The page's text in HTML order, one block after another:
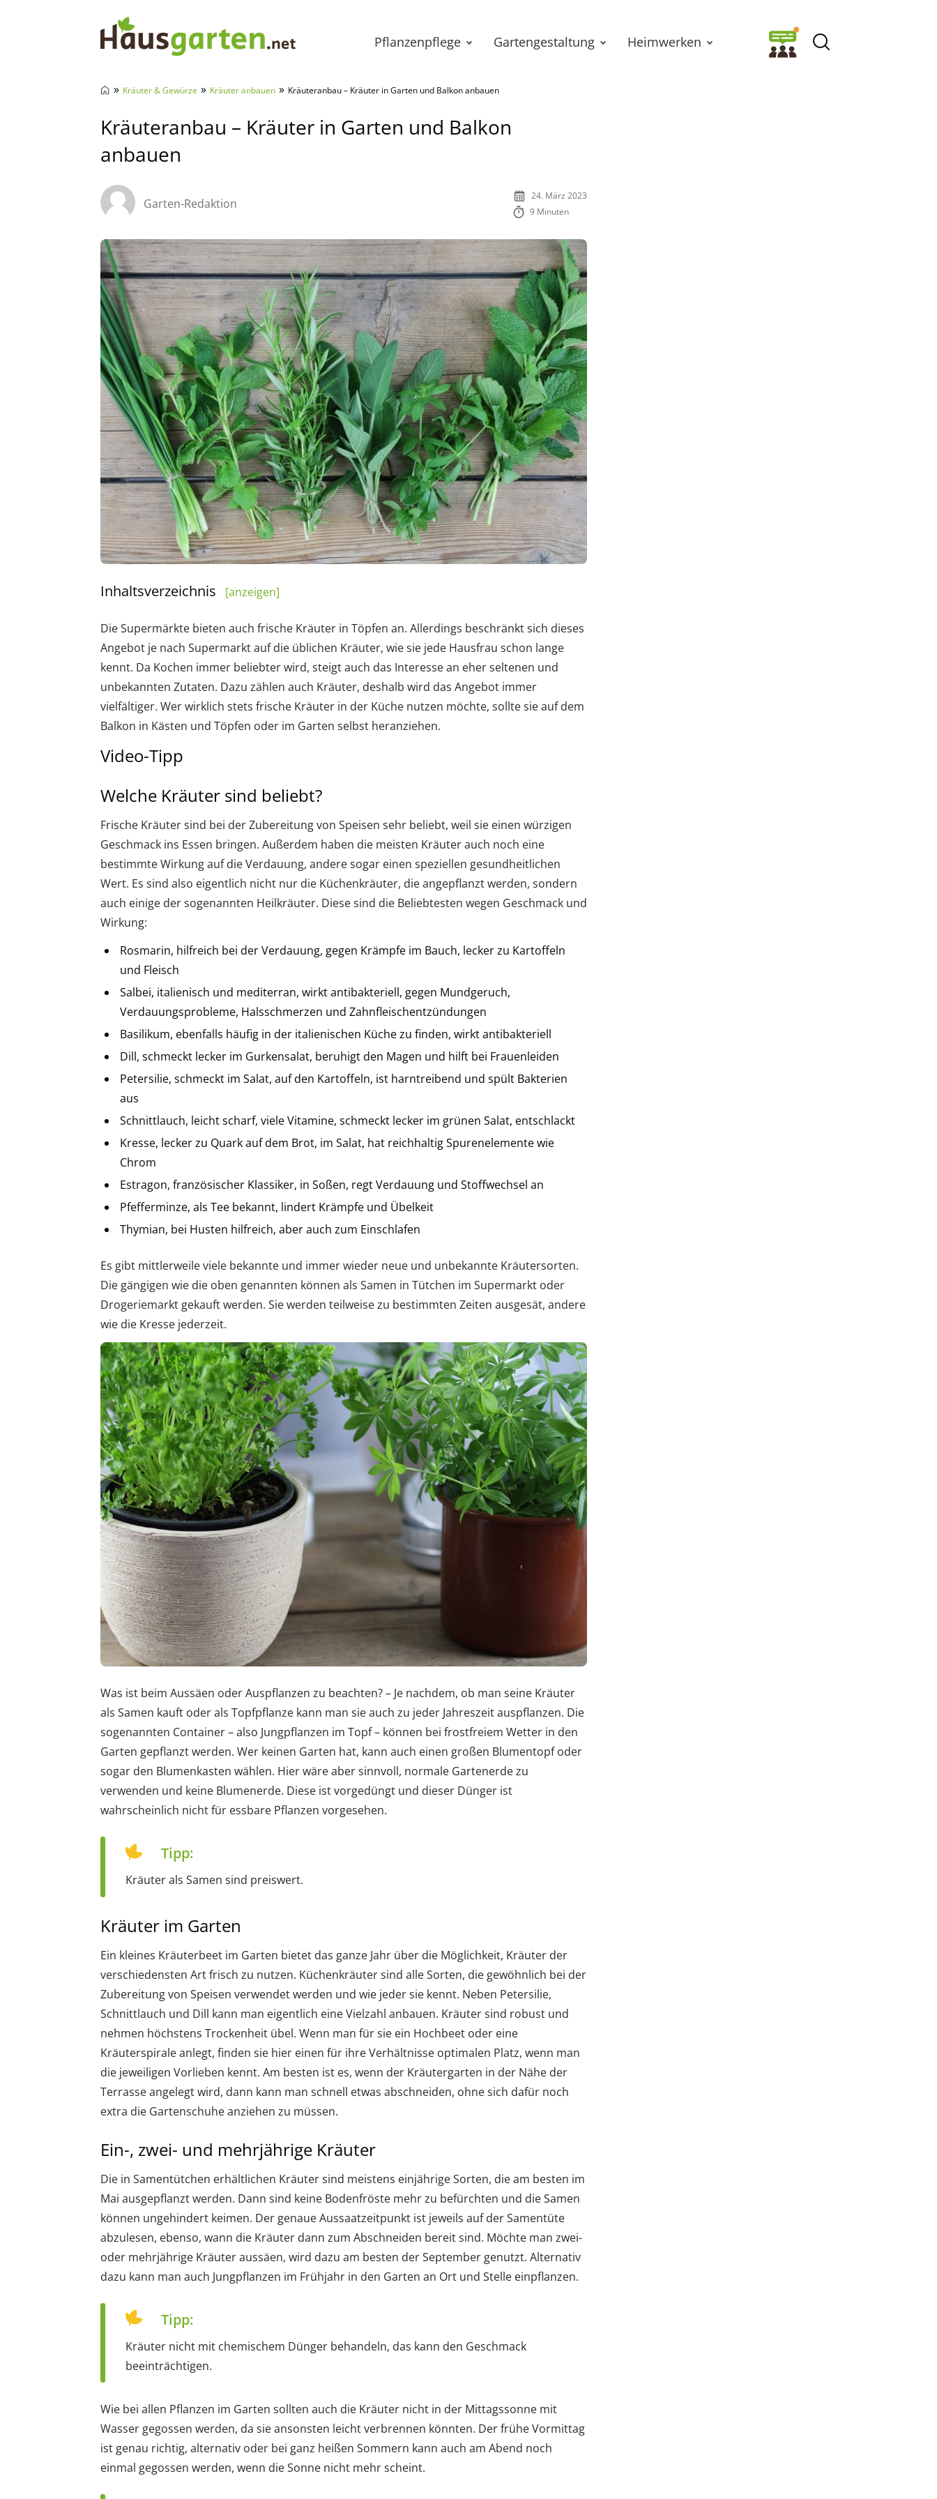
Pflanzenpflege Gartengestaltung Heimwerken
» Kräuter & Gewürze » Kräuter anbauen » Kräuteranbau – Kräuter in Garten und Balkon anbauen
Kräuteranbau – Kräuter in Garten und Balkon
anbauen
Garten-Redaktion
24. März 2023
9 Minuten
Inhaltsverzeichnis [anzeigen]
Die Supermärkte bieten auch frische Kräuter in Töpfen an. Allerdings beschränkt sich dieses
Angebot je nach Supermarkt auf die üblichen Kräuter, wie sie jede Hausfrau schon lange
kennt. Da Kochen immer beliebter wird, steigt auch das Interesse an eher seltenen und
unbekannten Zutaten. Dazu zählen auch Kräuter, deshalb wird das Angebot immer
vielfältiger. Wer wirklich stets frische Kräuter in der Küche nutzen möchte, sollte sie auf dem
Balkon in Kästen und Töpfen oder im Garten selbst heranziehen.
Video-Tipp
Welche Kräuter sind beliebt?
Frische Kräuter sind bei der Zubereitung von Speisen sehr beliebt, weil sie einen würzigen
Geschmack ins Essen bringen. Außerdem haben die meisten Kräuter auch noch eine
bestimmte Wirkung auf die Verdauung, andere sogar einen speziellen gesundheitlichen
Wert. Es sind also eigentlich nicht nur die Küchenkräuter, die angepflanzt werden, sondern
auch einige der sogenannten Heilkräuter. Diese sind die Beliebtesten wegen Geschmack und
Wirkung:
Rosmarin, hilfreich bei der Verdauung, gegen Krämpfe im Bauch, lecker zu Kartoffeln
und Fleisch
Salbei, italienisch und mediterran, wirkt antibakteriell, gegen Mundgeruch,
Verdauungsprobleme, Halsschmerzen und Zahnfleischentzündungen
Basilikum, ebenfalls häufig in der italienischen Küche zu finden, wirkt antibakteriell
Dill, schmeckt lecker im Gurkensalat, beruhigt den Magen und hilft bei Frauenleiden
Petersilie, schmeckt im Salat, auf den Kartoffeln, ist harntreibend und spült Bakterien
aus
Schnittlauch, leicht scharf, viele Vitamine, schmeckt lecker im grünen Salat, entschlackt
Kresse, lecker zu Quark auf dem Brot, im Salat, hat reichhaltig Spurenelemente wie
Chrom
Estragon, französischer Klassiker, in Soßen, regt Verdauung und Stoffwechsel an
Pfefferminze, als Tee bekannt, lindert Krämpfe und Übelkeit
Thymian, bei Husten hilfreich, aber auch zum Einschlafen
Es gibt mittlerweile viele bekannte und immer wieder neue und unbekannte Kräutersorten.
Die gängigen wie die oben genannten können als Samen in Tütchen im Supermarkt oder
Drogeriemarkt gekauft werden. Sie werden teilweise zu bestimmten Zeiten ausgesät, andere
wie die Kresse jederzeit.
Was ist beim Aussäen oder Auspflanzen zu beachten? – Je nachdem, ob man seine Kräuter
als Samen kauft oder als Topfpflanze kann man sie auch zu jeder Jahreszeit auspflanzen. Die
sogenannten Container – also Jungpflanzen im Topf – können bei frostfreiem Wetter in den
Garten gepflanzt werden. Wer keinen Garten hat, kann auch einen großen Blumentopf oder
sogar den Blumenkasten wählen. Hier wäre aber sinnvoll, normale Gartenerde zu
verwenden und keine Blumenerde. Diese ist vorgedüngt und dieser Dünger ist
wahrscheinlich nicht für essbare Pflanzen vorgesehen.
Tipp:
Kräuter als Samen sind preiswert.
Kräuter im Garten
Ein kleines Kräuterbeet im Garten bietet das ganze Jahr über die Möglichkeit, Kräuter der
verschiedensten Art frisch zu nutzen. Küchenkräuter sind alle Sorten, die gewöhnlich bei der
Zubereitung von Speisen verwendet werden und wie jeder sie kennt. Neben Petersilie,
Schnittlauch und Dill kann man eigentlich eine Vielzahl anbauen. Kräuter sind robust und
nehmen höchstens Trockenheit übel. Wenn man für sie ein Hochbeet oder eine
Kräuterspirale anlegt, finden sie hier einen für ihre Verhältnisse optimalen Platz, wenn man
die jeweiligen Vorlieben kennt. Am besten ist es, wenn der Kräutergarten in der Nähe der
Terrasse angelegt wird, dann kann man schnell etwas abschneiden, ohne sich dafür noch
extra die Gartenschuhe anziehen zu müssen.
Ein-, zwei- und mehrjährige Kräuter
Die in Samentütchen erhältlichen Kräuter sind meistens einjährige Sorten, die am besten im
Mai ausgepflanzt werden. Dann sind keine Bodenfröste mehr zu befürchten und die Samen
können ungehindert keimen. Der genaue Aussaatzeitpunkt ist jeweils auf der Samentüte
abzulesen, ebenso, wann die Kräuter dann zum Abschneiden bereit sind. Möchte man zwei-
oder mehrjährige Kräuter aussäen, wird dazu am besten der September genutzt. Alternativ
dazu kann man auch Jungpflanzen im Frühjahr in den Garten an Ort und Stelle einpflanzen.
Tipp:
Kräuter nicht mit chemischem Dünger behandeln, das kann den Geschmack
beeinträchtigen.
Wie bei allen Pflanzen im Garten sollten auch die Kräuter nicht in der Mittagssonne mit
Wasser gegossen werden, da sie ansonsten leicht verbrennen könnten. Der frühe Vormittag
ist genau richtig, alternativ oder bei ganz heißen Sommern kann auch am Abend noch
einmal gegossen werden, wenn die Sonne nicht mehr scheint.